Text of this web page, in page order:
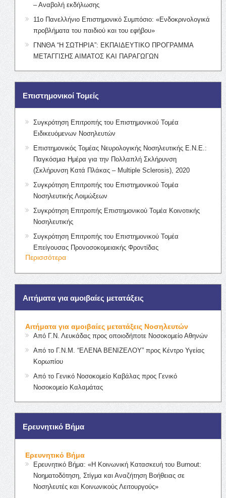
– Αναβολή εκδήλωσης
11ο Πανελλήνιο Επιστημονικό Συμπόσιο: «Ενδοκρινολογικά
προβλήματα του παιδιού και του εφήβου»
ΓΝΝΘΑ “Η ΣΩΤΗΡΙΑ”: ΕΚΠΑΙΔΕΥΤΙΚΟ ΠΡΟΓΡΑΜΜΑ
ΜΕΤΑΓΓΙΣΗΣ ΑΙΜΑΤΟΣ ΚΑΙ ΠΑΡΑΓΩΓΩΝ
Επιστημονικοί Τομείς
Συγκρότηση Επιτροπής του Επιστημονικού Τομέα
Ειδικευόμενων Νοσηλευτών
Επιστημονικός Τομέας Νευρολογικής Νοσηλευτικής Ε.Ν.Ε.:
Παγκόσμια Ημέρα για την Πολλαπλή Σκλήρυνση
(Σκλήρυνση Κατά Πλάκας – Multiple Sclerosis), 2020
Συγκρότηση Επιτροπής του Επιστημονικού Τομέα
Νοσηλευτικής Λοιμώξεων
Συγκρότηση Επιτροπής Επιστημονικού Τομέα Κοινοτικής
Νοσηλευτικής
Συγκρότηση Επιτροπής του Επιστημονικού Τομέα
Επείγουσας Προνοσοκομειακής Φροντίδας
Περισσότερα
Αιτήματα για αμοιβαίες μετατάξεις
Αιτήματα για αμοιβαίες μετατάξεις Νοσηλευτών
Από Γ.Ν. Λευκάδας προς οποιοδήποτε Νοσοκομείο Αθηνών
Από το Γ.Ν.Μ. “ΕΛΕΝΑ ΒΕΝΙΖΕΛΟΥ” προς Κέντρο Υγείας
Κορωπίου
Από το Γενικό Νοσοκομείο Καβάλας προς Γενικό
Νοσοκομείο Καλαμάτας
Ερευνητικό Βήμα
Ερευνητικό Βήμα
Ερευνητικό Βήμα: «Η Κοινωνική Κατασκευή του Burnout:
Νοηματοδότηση, Στίγμα και Αναζήτηση Βοήθειας σε
Νοσηλευτές και Κοινωνικούς Λειτουργούς»